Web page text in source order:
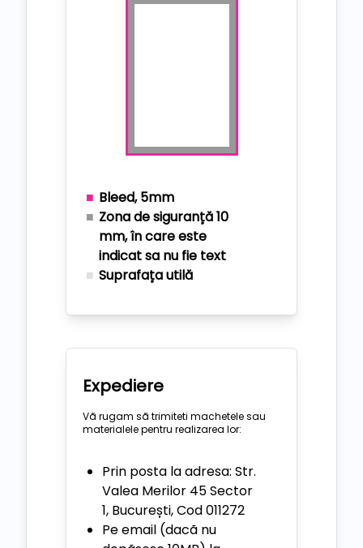
Bleed, 5mm
Zona de siguranță 10
mm, în care este
indicat sa nu fie text
Suprafața utilă
Expediere
Vã rugam sã trimiteti machetele sau
materialele pentru realizarea lor:
Prin posta la adresa: Str.
Valea Merilor 45 Sector
1, București, Cod 011272
Pe email (dacã nu